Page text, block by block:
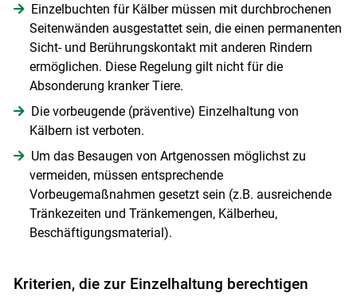
Skip to main content
Einzelbuchten für Kälber müssen mit durchbrochenen
Seitenwänden ausgestattet sein, die einen permanenten
Sicht- und Berührungskontakt mit anderen Rindern
ermöglichen. Diese Regelung gilt nicht für die
Absonderung kranker Tiere.
Die vorbeugende (präventive) Einzelhaltung von
Kälbern ist verboten.
Um das Besaugen von Artgenossen möglichst zu
vermeiden, müssen entsprechende
Vorbeugemaßnahmen gesetzt sein (z.B. ausreichende
Tränkezeiten und Tränkemengen, Kälberheu,
Beschäftigungsmaterial).
Kriterien, die zur Einzelhaltung berechtigen